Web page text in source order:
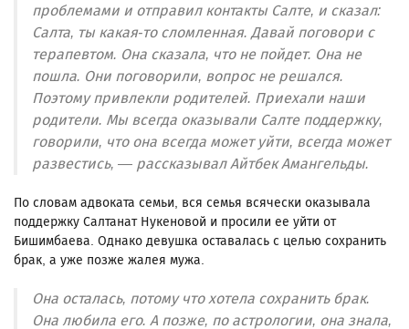
проблемами и отправил контакты Салте, и сказал:
Салта, ты какая-то сломленная. Давай поговори с
терапевтом. Она сказала, что не пойдет. Она не
пошла. Они поговорили, вопрос не решался.
Поэтому привлекли родителей. Приехали наши
родители. Мы всегда оказывали Салте поддержку,
говорили, что она всегда может уйти, всегда может
развестись, — рассказывал Айтбек Амангельды.
По словам адвоката семьи, вся семья всячески оказывала
поддержку Салтанат Нукеновой и просили ее уйти от
Бишимбаева. Однако девушка оставалась с целью сохранить
брак, а уже позже жалея мужа.
Она осталась, потому что хотела сохранить брак.
Она любила его. А позже, по астрологии, она знала,